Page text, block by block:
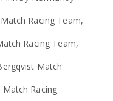
Racing Team,
Racing Team,
Match
Racing